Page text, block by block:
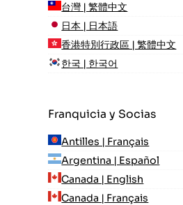
台灣 | 繁體中文
日本 | 日本語
香港特別行政區 | 繁體中文
한국 | 한국어
Franquicia y Socias
Antilles | Français
Argentina | Español
Canada | English
Canada | Français